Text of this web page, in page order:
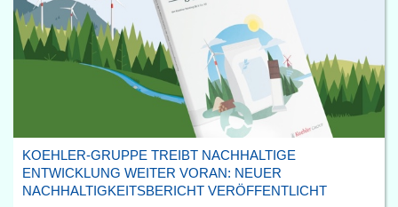
KOEHLER-GRUPPE TREIBT NACHHALTIGE
ENTWICKLUNG WEITER VORAN: NEUER
NACHHALTIGKEITSBERICHT VERÖFFENTLICHT